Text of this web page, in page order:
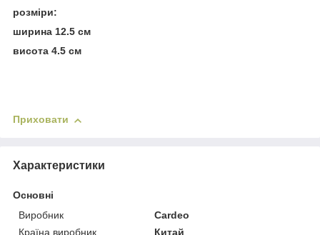
розміри:
ширина 12.5 см
висота 4.5 см
Приховати
Характеристики
Основні
Виробник
Cardeo
Країна виробник
Китай